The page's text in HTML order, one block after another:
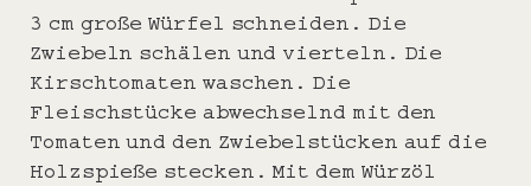
3 cm große Würfel schneiden. Die
Zwiebeln schälen und vierteln. Die
Kirschtomaten waschen. Die
Fleischstücke abwechselnd mit den
Tomaten und den Zwiebelstücken auf die
Holzspieße stecken. Mit dem Würzöl